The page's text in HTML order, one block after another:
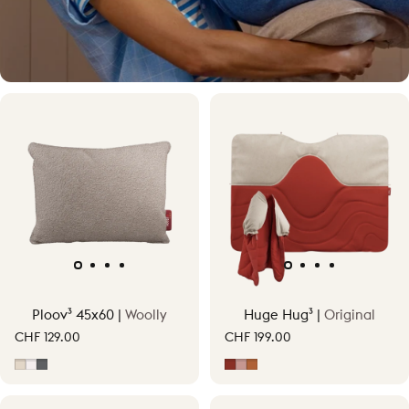
Ploov³ 45x60 | Woolly
CHF 129.00
Soft Beige
Off-White
Huge Hug³ | Original
CHF 199.00